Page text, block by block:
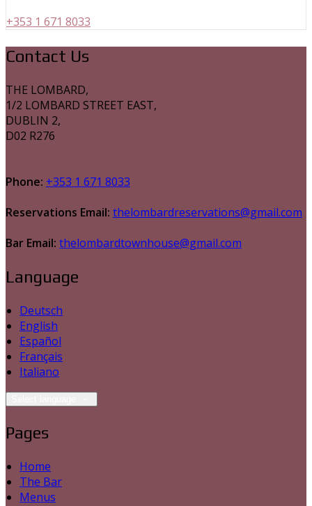
+353 1 671 8033
Contact Us
THE LOMBARD,
1/2 LOMBARD STREET EAST,
DUBLIN 2,
D02 R276
Phone: +353 1 671 8033
Reservations Email: thelombardreservations@gmail.com
Bar Email: thelombardtownhouse@gmail.com
Language
Deutsch
English
Español
Français
Italiano
Pages
Home
The Bar
Menus